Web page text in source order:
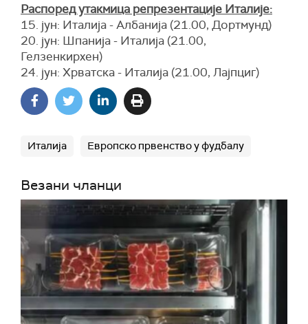
Распоред утакмица репрезентације Италије:
15. јун: Италија - Албанија (21.00, Дортмунд)
20. јун: Шпанија - Италија (21.00,
Гелзенкирхен)
24. јун: Хрватска - Италија (21.00, Лајпциг)
Италија Европско првенство у фудбалу
Везани чланци